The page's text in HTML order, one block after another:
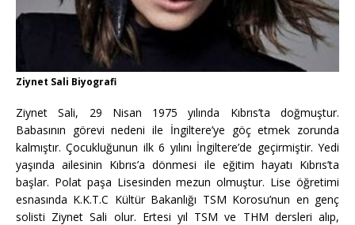
Ziynet Sali Biyografi
Ziynet Sali, 29 Nisan 1975 yılında Kıbrıs’ta doğmuştur.
Babasının görevi nedeni ile İngiltere’ye göç etmek zorunda
kalmıştır. Çocukluğunun ilk 6 yılını İngiltere’de geçirmiştir. Yedi
yaşında ailesinin Kıbrıs’a dönmesi ile eğitim hayatı Kıbrıs’ta
başlar. Polat paşa Lisesinden mezun olmuştur. Lise öğretimi
esnasında K.K.T.C Kültür Bakanlığı TSM Korosu’nun en genç
solisti Ziynet Sali olur. Ertesi yıl TSM ve THM dersleri alıp,